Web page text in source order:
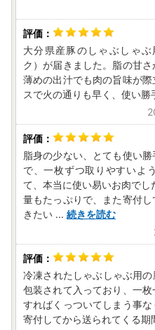
大分県産豚のしゃぶしゃ
ク）が届きました。脂の甘さ
薄めの出汁でも肉の旨味が
スで火の通りも早く、使い勝
脂身の少ない、とても使い
で、一枚ずつ取りやすいよ
て、本当に使い易いお肉でし
量もたっぷりで、また寄付
きたい ... 続きを読む
冷凍されたしゃぶしゃぶ用
包装されて入っており、一
すればくっついてしまう事な
寄付してから送られてくる期